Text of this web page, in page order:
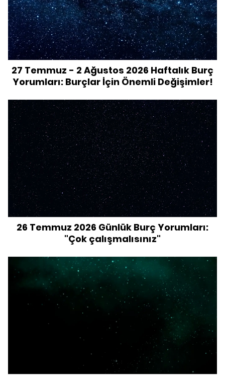
27 Temmuz - 2 Ağustos 2026 Haftalık Burç
Yorumları: Burçlar İçin Önemli Değişimler!
26 Temmuz 2026 Günlük Burç Yorumları:
"Çok çalışmalısınız"